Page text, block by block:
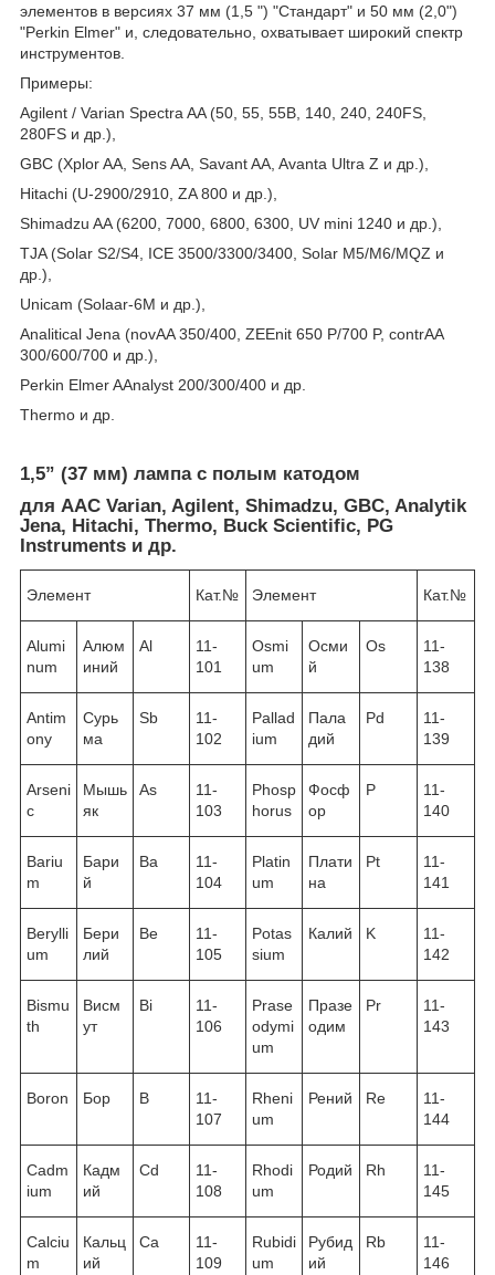
элементов в версиях 37 мм (1,5 ") "Стандарт" и 50 мм (2,0")
"Perkin Elmer" и, следовательно, охватывает широкий спектр
инструментов.
Примеры:
Agilent / Varian Spectra AA (50, 55, 55B, 140, 240, 240FS,
280FS и др.),
GBC (Xplor AA, Sens AA, Savant AA, Avanta Ultra Z и др.),
Hitachi (U-2900/2910, ZA 800 и др.),
Shimadzu AA (6200, 7000, 6800, 6300, UV mini 1240 и др.),
TJA (Solar S2/S4, ICE 3500/3300/3400, Solar M5/M6/MQZ и
др.),
Unicam (Solaar-6М и др.),
Analitical Jena (novAA 350/400, ZEEnit 650 P/700 P, contrAA
300/600/700 и др.),
Perkin Elmer AAnalyst 200/300/400 и др.
Thermo и др.
1,5” (37 мм) лампа с полым катодом
для ААС Varian, Agilent, Shimadzu, GBC, Analytik
Jena, Hitachi, Thermo, Buck Scientific, PG
Instruments и др.
Элемент Кат.№ Элемент Кат.№
Alumi
num
Алюм
иний
Al
11-
101
Osmi
um
Осми
й
Os
11-
138
Antim
ony
Сурь
ма
Sb
11-
102
Pallad
ium
Пала
дий
Pd
11-
139
Arseni
c
Мышь
як
As
11-
103
Phosp
horus
Фосф
ор
P
11-
140
Bariu
m
Бари
й
Ba
11-
104
Platin
um
Плати
на
Pt
11-
141
Berylli
um
Бери
лий
Be
11-
105
Potas
sium
Калий K
11-
142
Bismu
th
Висм
ут
Bi
11-
106
Prase
odymi
um
Празе
одим
Pr
11-
143
Boron Бор B
11-
107
Rheni
um
Рений Re
11-
144
Cadm
ium
Кадм
ий
Cd
11-
108
Rhodi
um
Родий Rh
11-
145
Calciu
m
Кальц
ий
Ca
11-
109
Rubidi
um
Рубид
ий
Rb
11-
146